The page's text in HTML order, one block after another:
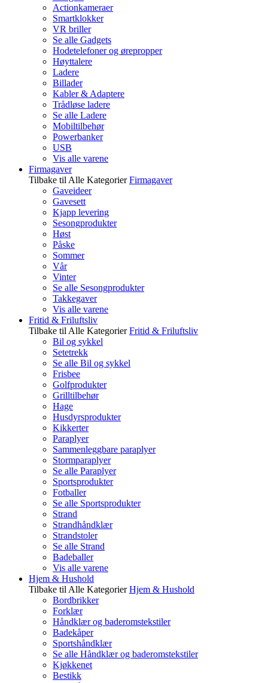
Actionkameraer
Smartklokker
VR briller
Se alle Gadgets
Hodetelefoner og ørepropper
Høyttalere
Ladere
Billader
Kabler & Adaptere
Trådløse ladere
Se alle Ladere
Mobiltilbehør
Powerbanker
USB
Vis alle varene
Firmagaver
Tilbake til Alle Kategorier Firmagaver
Gaveideer
Gavesett
Kjapp levering
Sesongprodukter
Høst
Påske
Sommer
Vår
Vinter
Se alle Sesongprodukter
Takkegaver
Vis alle varene
Fritid & Friluftsliv
Tilbake til Alle Kategorier Fritid & Friluftsliv
Bil og sykkel
Setetrekk
Se alle Bil og sykkel
Frisbee
Golfprodukter
Grilltilbehør
Hage
Husdyrsprodukter
Kikkerter
Paraplyer
Sammenleggbare paraplyer
Stormparaplyer
Se alle Paraplyer
Sportsprodukter
Fotballer
Se alle Sportsprodukter
Strand
Strandhåndklær
Strandstoler
Se alle Strand
Badeballer
Vis alle varene
Hjem & Hushold
Tilbake til Alle Kategorier Hjem & Hushold
Bordbrikker
Forklær
Håndklær og baderomstekstiler
Badekåper
Sportshåndklær
Se alle Håndklær og baderomstekstiler
Kjøkkenet
Bestikk